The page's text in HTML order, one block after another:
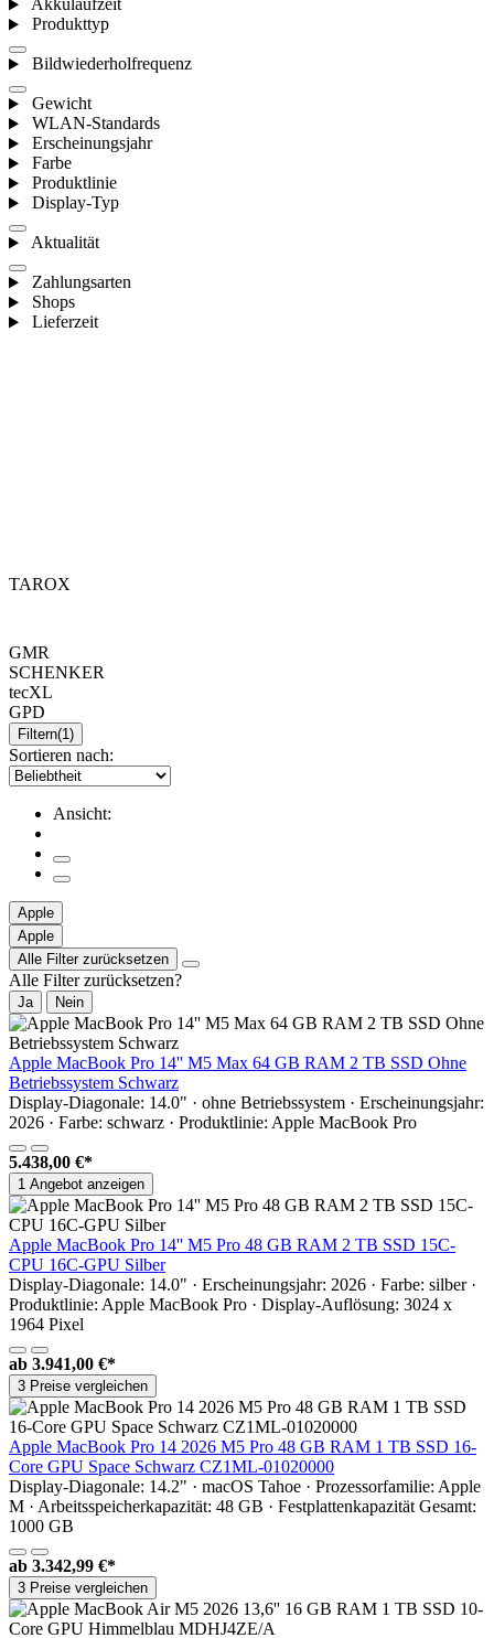
Akkulaufzeit
Produkttyp
Bildwiederholfrequenz
Gewicht
WLAN-Standards
Erscheinungsjahr
Farbe
Produktlinie
Display-Typ
Aktualität
Zahlungsarten
Shops
Lieferzeit
TAROX
GMR
SCHENKER
tecXL
GPD
Filtern(1)
Sortieren nach:
Ansicht:
Apple
Apple
Alle Filter zurücksetzen
Alle Filter zurücksetzen?
Ja Nein
Apple MacBook Pro 14'' M5 Max 64 GB RAM 2 TB SSD Ohne
Betriebssystem Schwarz
Display-Diagonale: 14.0" · ohne Betriebssystem · Erscheinungsjahr:
2026 · Farbe: schwarz · Produktlinie: Apple MacBook Pro
5.438,00 €*
1 Angebot anzeigen
Apple MacBook Pro 14'' M5 Pro 48 GB RAM 2 TB SSD 15C-
CPU 16C-GPU Silber
Display-Diagonale: 14.0" · Erscheinungsjahr: 2026 · Farbe: silber ·
Produktlinie: Apple MacBook Pro · Display-Auflösung: 3024 x
1964 Pixel
ab 3.941,00 €*
3 Preise vergleichen
Apple MacBook Pro 14 2026 M5 Pro 48 GB RAM 1 TB SSD 16-
Core GPU Space Schwarz CZ1ML-01020000
Display-Diagonale: 14.2" · macOS Tahoe · Prozessorfamilie: Apple
M · Arbeitsspeicherkapazität: 48 GB · Festplattenkapazität Gesamt:
1000 GB
ab 3.342,99 €*
3 Preise vergleichen